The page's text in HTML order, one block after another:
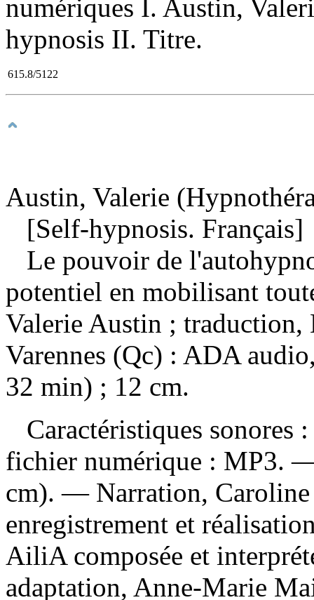
numériques I. Austin,
hypnosis II. Titre.
615.8/5122
Austin, Valerie
[Self-hypnosis. Français]
Le pouvoir de
potentiel en mobilisant
Valerie Austin ;
Varennes (Qc) : ADA
32 min) ; 12 cm.
Caractéristiques sonores
fichier numérique : MP3.
cm). — Narration,
enregistrement et
AiliA composée et
adaptation, Anne-Marie